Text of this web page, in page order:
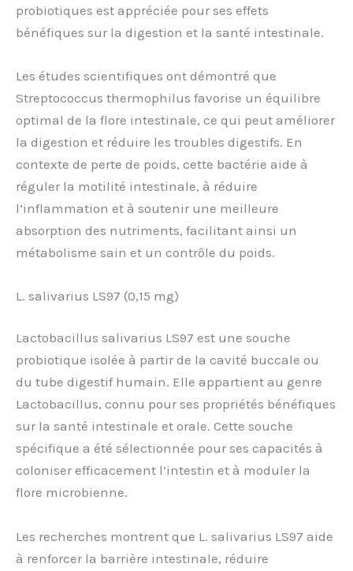
probiotiques est appréciée pour ses effets
bénéfiques sur la digestion et la santé intestinale.
Les études scientifiques ont démontré que
Streptococcus thermophilus favorise un équilibre
optimal de la flore intestinale, ce qui peut améliorer
la digestion et réduire les troubles digestifs. En
contexte de perte de poids, cette bactérie aide à
réguler la motilité intestinale, à réduire
l’inflammation et à soutenir une meilleure
absorption des nutriments, facilitant ainsi un
métabolisme sain et un contrôle du poids.
L. salivarius LS97 (0,15 mg)
Lactobacillus salivarius LS97 est une souche
probiotique isolée à partir de la cavité buccale ou
du tube digestif humain. Elle appartient au genre
Lactobacillus, connu pour ses propriétés bénéfiques
sur la santé intestinale et orale. Cette souche
spécifique a été sélectionnée pour ses capacités à
coloniser efficacement l’intestin et à moduler la
flore microbienne.
Les recherches montrent que L. salivarius LS97 aide
à renforcer la barrière intestinale, réduire